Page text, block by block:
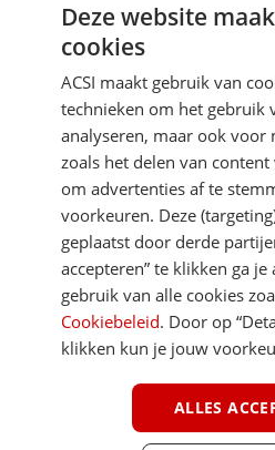
Je gegevens zijn veilig en
DIRECT NAAR
MEER ACSI FREELIFE
Deze website
cookies
ACSI maakt gebruik van
technieken om het gebruik
analyseren, maar ook voor
zoals het delen van
om advertenties af te
voorkeuren. Deze
geplaatst door derde
accepteren” te klikken ga
gebruik van alle cookies
Cookiebeleid. Door op
klikken kun je jouw
ALLES